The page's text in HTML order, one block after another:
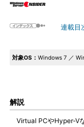
連載目
対象OS： Windows 7 ／
解説
Virtual PCやHyper-V